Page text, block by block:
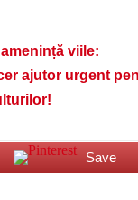
viile:
ajutor urgent
Save